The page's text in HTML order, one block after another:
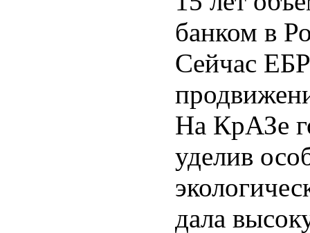
банком в
Сейчас
На КрАЗе
уделив
дала